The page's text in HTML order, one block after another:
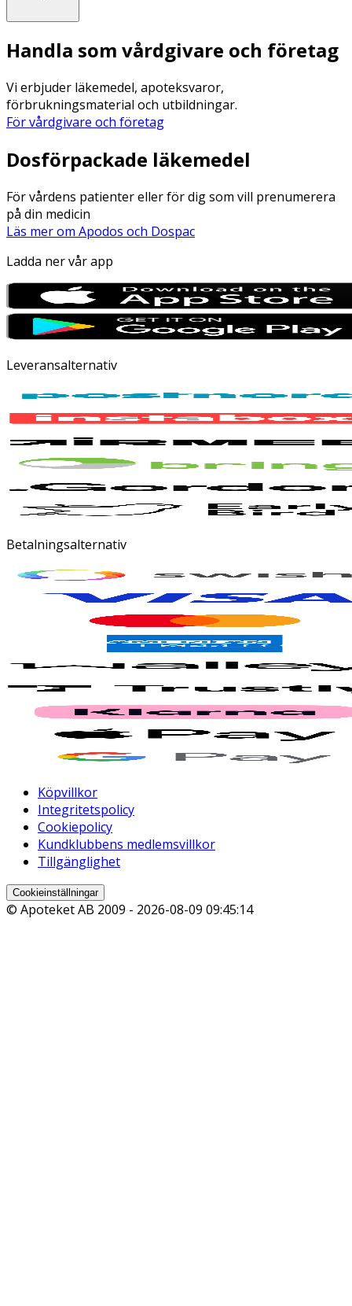
Handla som vårdgivare och företag
Vi erbjuder läkemedel, apoteksvaror,
förbrukningsmaterial och utbildningar.
För vårdgivare och företag
Dosförpackade läkemedel
För vårdens patienter eller för dig som vill prenumerera
på din medicin
Läs mer om Apodos och Dospac
Ladda ner vår app
Leveransalternativ
Betalningsalternativ
Köpvillkor
Integritetspolicy
Cookiepolicy
Kundklubbens medlemsvillkor
Tillgänglighet
Cookieinställningar
© Apoteket AB 2009 - 2026-08-09 09:45:14